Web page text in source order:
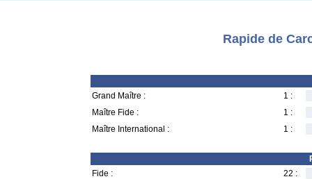
Rapide de
Grand Maître :
1 :
Maître Fide :
1 :
Maître International :
1 :
Fide :
22 :